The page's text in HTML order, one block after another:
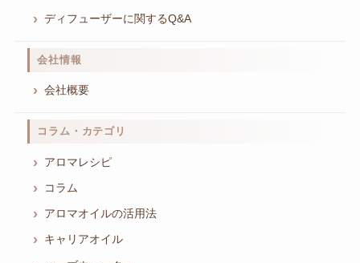
ディフューザーに関するQ&A
会社情報
会社概要
コラム・カテゴリ
アロマレシピ
コラム
アロマオイルの活用法
キャリアオイル